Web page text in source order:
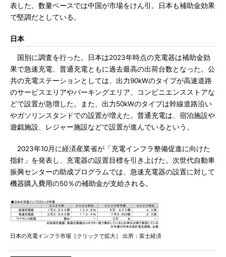
表した。数量ベースでは中国が市場をけん引。日本も補助金効果
で堅調だとしている。
日本
国別に調査を行った。日本は2023年時点の充電器は補助金効
果で急速充電、普通充電ともに過去最高の出荷台数となった。公
共の充電ステーションとしては、出力90kWのタイプが高速道路
のサービスエリアやパーキングエリア、コンビニエンスストアな
どで設置が急増した。また、出力50kWのタイプは幹線道路沿い
やガソリンスタンドでの設置が増えた。普通充電は、宿泊施設や
遊戯施設、レジャー施設などで設置が進んでいるという。
2023年10月に経済産業省が「充電インフラ整備促進に向けた
指針」を発表し、充電器の設置目標を引き上げた。次世代自動車
振興センターの助成プログラムでは、急速充電器の設置に対して
機器購入費用の50％の補助金が支給される。
日本の充電インフラ市場［クリックで拡大］ 出所：富士経済